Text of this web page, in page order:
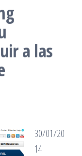
a las
30/01/20
14